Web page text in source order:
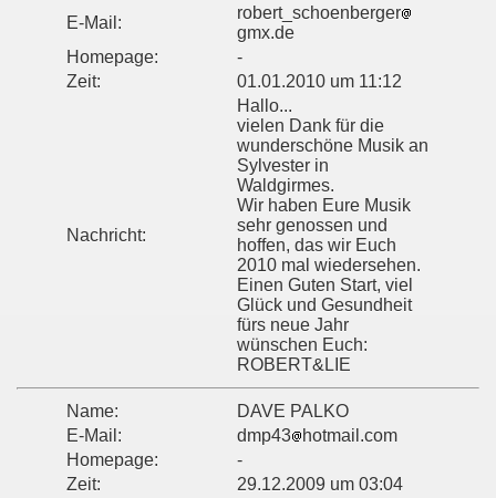
E-Mail:
robert_schoenberger
gmx.de
Homepage:
-
Zeit:
01.01.2010 um 11:12
Nachricht:
Hallo...
vielen Dank für die
wunderschöne Musik an
Sylvester in
Waldgirmes.
Wir haben Eure Musik
sehr genossen und
hoffen, das wir Euch
2010 mal wiedersehen.
Einen Guten Start, viel
Glück und Gesundheit
fürs neue Jahr
wünschen Euch:
ROBERT&LIE
Name:
DAVE PALKO
E-Mail:
dmp43
hotmail.com
Homepage:
-
Zeit:
29.12.2009 um 03:04